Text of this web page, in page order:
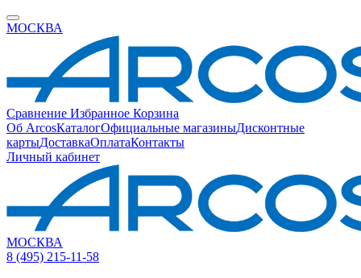
МОСКВА
Сравнение Избранное Корзина
Об ArcosКаталогОфициальные магазиныДисконтные
картыДоставкаОплатаКонтакты
Личный кабинет
МОСКВА
8 (495) 215-11-58